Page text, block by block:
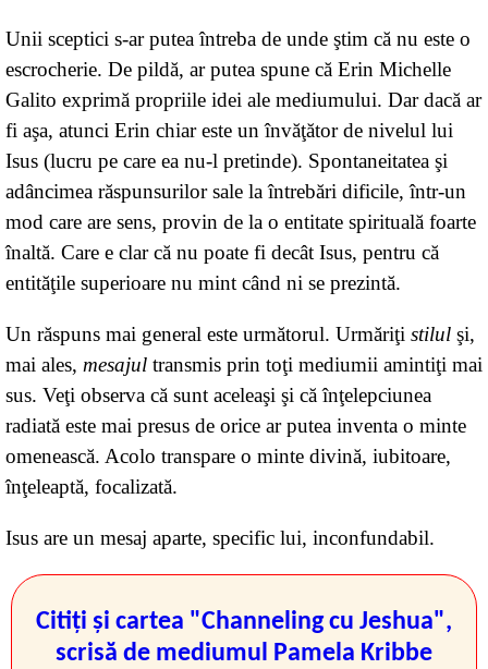
mereu oamenii: "Dacă aş înţelege de ce mi se
întâmplă asta, m-aş simţi mai bine". De aceea,
eram precum o enciclopedie ambulantă cu sfaturi
şi informaţii. Însă oamenii nu se simţeau mai bine –
ba se simţeau chiar mai rău. Cu cât înţelegeau mai
multe, cu atât veneau cu mai multe întrebări şi, ca
urmare, sufereau mai mult şi erau ahtiaţi să afle şi
mai mult.
există. Am înţeles că cunoaşterea conduce la mai
multă suferinţă şi de ce (fiindcă cunoaşterea se
referă la lume, iar lumea nu este reală sau
adevărată). Când am priceput că sfaturile
dăunează, m-am simţit foarte uşurată să
împărtăşesc numai profunda înţelepciune a
pământească. Am văzut cum durerea s-a scurs de
pe mine precum o cascadă după o ploaie
torenţială. Şi am văzut aceeaşi uşurare şi la
discipolii mei. De atunci, nu am mai privit înapoi.»
Unii sceptici s-ar putea întreba de unde ştim că nu este o
escrocherie. De pildă, ar putea spune că Erin Michelle
Galito exprimă propriile idei ale mediumului. Dar dacă ar
fi aşa, atunci Erin chiar este un învăţător de nivelul lui
Isus (lucru pe care ea nu-l pretinde). Spontaneitatea şi
adâncimea răspunsurilor sale la întrebări dificile, într-un
mod care are sens, provin de la o entitate spirituală foarte
înaltă. Care e clar că nu poate fi decât Isus, pentru că
entităţile superioare nu mint când ni se prezintă.
Un răspuns mai general este următorul. Urmăriţi stilulşi,
mai ales, mesajultransmis prin toţi mediumii amintiţi mai
sus. Veţi observa că sunt aceleaşi şi că înţelepciunea
radiată este mai presus de orice ar putea inventa o minte
omenească. Acolo transpare o minte divină, iubitoare,
înţeleaptă, focalizată.
Isus are un mesaj aparte, specific lui, inconfundabil.
Citiţi şi cartea "Channeling cu Jeshua",
scrisă de mediumul Pamela Kribbe